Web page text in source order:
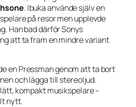
. Ibuka använde själv en
på resor men upplevde
Han bad därför Sonys
att ta fram en mindre variant
en Pressman genom att ta bort
och lägga till stereoljud.
kompakt musikspelare –
nytt.